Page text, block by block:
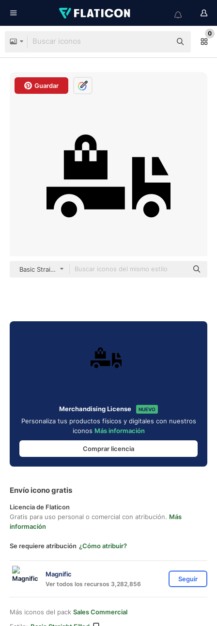
0
Guardar
Basic Straight Filled
Merchandising License NUEVO
Personaliza tus productos físicos y digitales con nuestros
iconos Más información
Comprar licencia
Envío icono gratis
Licencia de Flaticon
Gratis para uso personal o comercial con atribución. Más
información
Se requiere atribución ¿Cómo atribuir?
Magnific
Ver todos los recursos 3,282,856
Seguir
Más iconos del pack Sales Commercial